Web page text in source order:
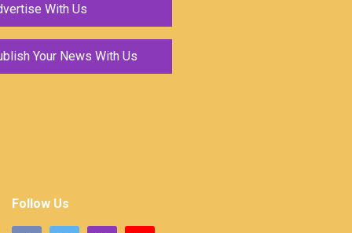
With Us
Your News With Us
Follow Us